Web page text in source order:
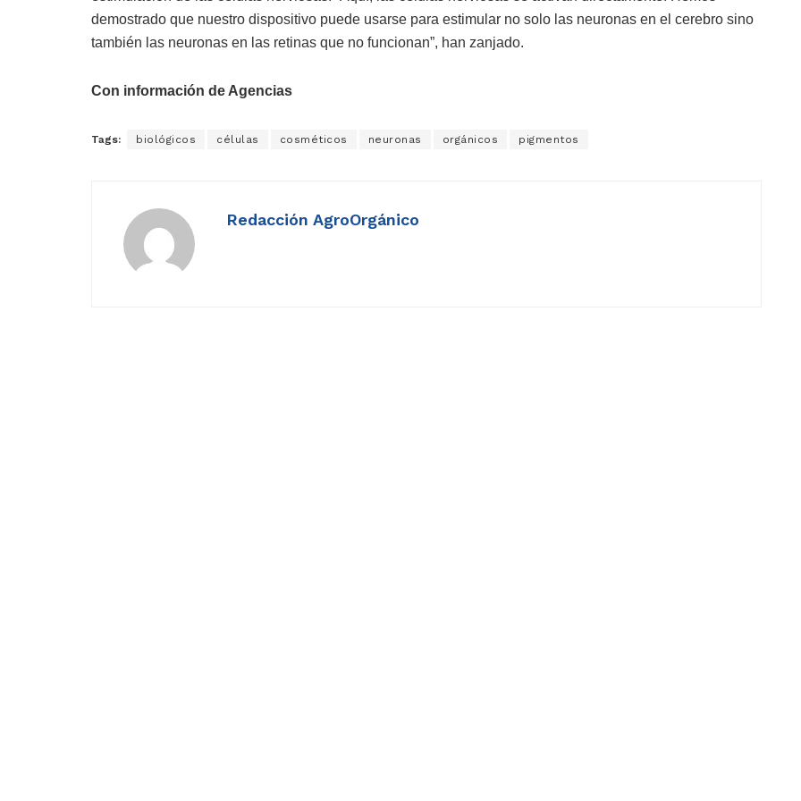
demostrado que nuestro dispositivo puede usarse para estimular no solo las neuronas en el cerebro sino
también las neuronas en las retinas que no funcionan”, han zanjado.
Con información de Agencias
Tags: biológicos células cosméticos neuronas orgánicos pigmentos
Redacción AgroOrgánico